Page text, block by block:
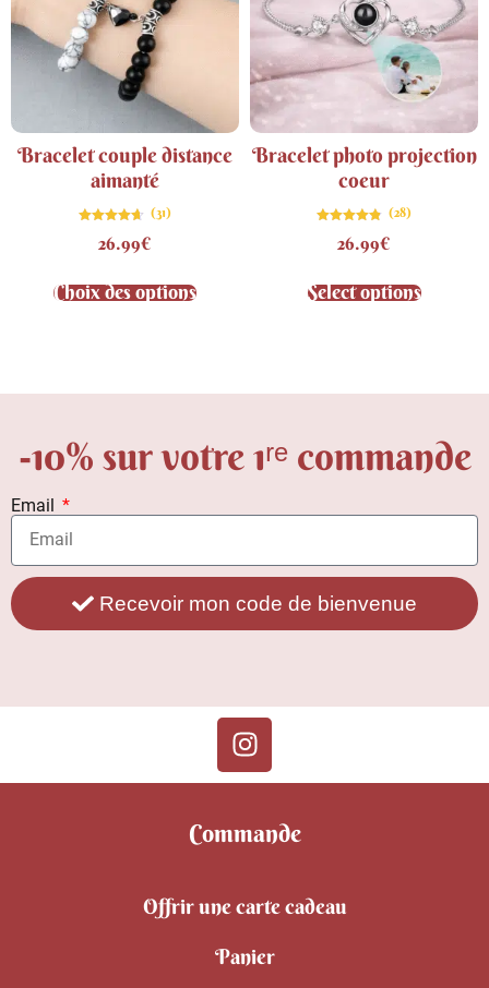
Bracelet couple distance
aimanté
4.61
sur 5
(31)
26.99€
Choix des options
Bracelet photo projection
coeur
4.75
sur 5
(28)
26.99€
Select options
-10% sur votre 1ʳᵉ commande
Email
Recevoir mon code de bienvenue
Commande
Offrir une carte cadeau
Panier